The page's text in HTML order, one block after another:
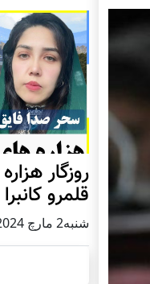
قلمرو کانبرا
شنبه2 مارچ 2024